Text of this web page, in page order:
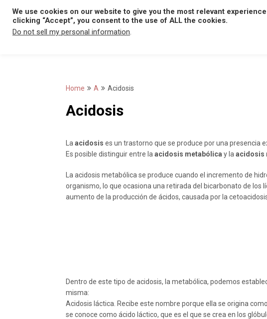
content
A B
Home A Acidosis
Acidosis
La acidosis es un trastorno que se produce por una presencia
Es posible distinguir entre la acidosis metabólica y la acidosis
La acidosis metabólica se produce cuando el incremento de
organismo, lo que ocasiona una retirada del bicarbonato de los
aumento de la producción de ácidos, causada por la
Dentro de este tipo de acidosis, la metabólica, podemos
misma:
Acidosis láctica. Recibe este nombre porque ella se origina
se conoce como ácido láctico, que es el que se crea en los
We use cookies on our website to give you the most relevant
clicking “Accept”, you consent to the use of ALL the cookies.
Do not sell my personal information.